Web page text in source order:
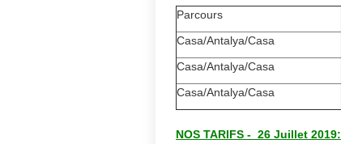
Parcours
Casa/Antalya/Casa
Casa/Antalya/Casa
Casa/Antalya/Casa
NOS TARIFS - 26 Juillet 2019: